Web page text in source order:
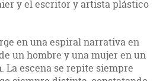
y el escritor y artista plástico
en una espiral narrativa en
un hombre y una mujer en un
La escena se repite siempre